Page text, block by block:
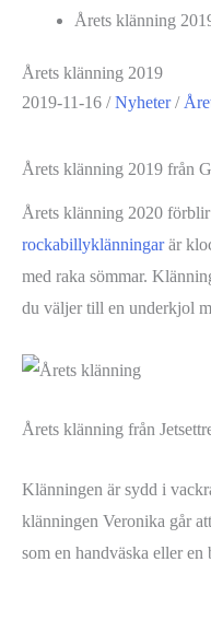
Årets klänning
Årets klänning 2019
2019-11-16 /Nyheter/
Årets klänning 2019 från
Årets klänning 2020
rockabillyklänningarär
med raka sömmar.
du väljer till en underkjol
Årets klänning från
Klänningen är sydd i
klänningen Veronika går
som en handväska eller